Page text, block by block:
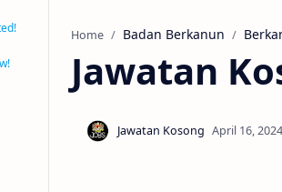
Home Badan Berkanun
Jawatan